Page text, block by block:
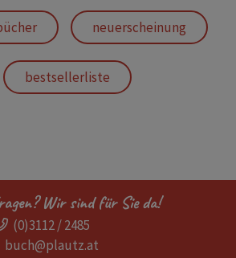
neuerscheinung
bestsellerliste
liebesromane
serien
Wir sind für Sie da!
(0)3112 / 2485
buch@plautz.at